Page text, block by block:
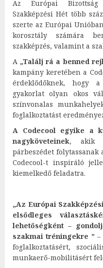
Az Európai
Szakképzési Hét több
szerte az Európai
korosztály számára
szakképzés, valamint a
A „Találj rá a benned
kampány keretében a
érdeklődőknek, hogy
gyakorlat olyan okos
színvonalas
foglalkoztatást
A Codecool egyike a
nagyköveteinek, akik
párbeszédet folytassanak
Codecool-t inspiráló
kiemelkedő feladatra.
„Az Európai
elsődleges
lehetőségként –
szakmai tréningekre ”–
foglalkoztatásért,
munkaerő-mobilitásért